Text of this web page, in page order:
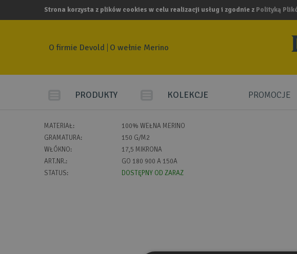
Strona korzysta z plików cookies w celu realizacji usług i zgodnie z Polityką
O firmie Devold O wełnie Merino
PRODUKTY KOLEKCJE PROMOCJE
MATERIAŁ:
100% WEŁNA MERINO
GRAMATURA:
150 G/M2
WŁÓKNO:
17,5 MIKRONA
ART.NR.:
GO 180 900 A 150A
STATUS:
DOSTĘPNY OD ZARAZ